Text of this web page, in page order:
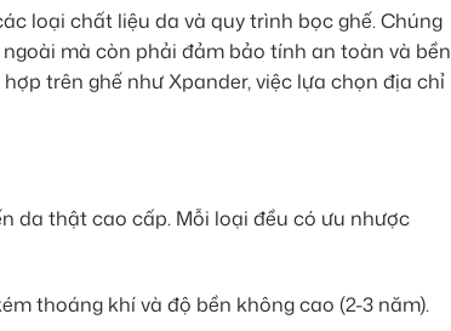
loại chất liệu da và quy trình bọc ghế. Chúng
mà còn phải đảm bảo tính an toàn và bền
trên ghế như Xpander, việc lựa chọn địa chỉ
da thật cao cấp. Mỗi loại đều có ưu nhược
thoáng khí và độ bền không cao (2-3 năm).